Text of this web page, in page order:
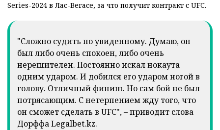
Series-2024 в Лас-Вегасе, за что получит контракт с UFC.
"Сложно судить по увиденному. Думаю, он
был либо очень спокоен, либо очень
нерешителен. Постоянно искал нокаута
одним ударом. И добился его ударом ногой в
голову. Отличный финиш. Но сам бой не был
потрясающим. С нетерпением жду того, что
он сможет сделать в UFC", – приводит слова
Дорффа Legalbet.kz.